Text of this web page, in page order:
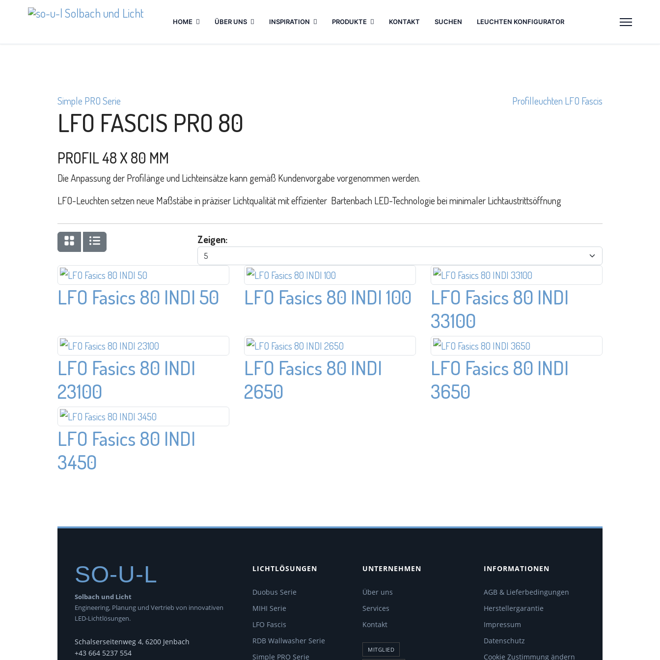
HOME ÜBER UNS INSPIRATION PRODUKTE KONTAKT SUCHEN LEUCHTEN KONFIGURATOR
Simple PRO Serie Profilleuchten LFO Fascis
LFO FASCIS PRO 80
PROFIL 48 X 80 MM
Die Anpassung der Profilänge und Lichteinsätze kann gemäß Kundenvorgabe vorgenommen werden.
LFO-Leuchten setzen neue Maßstäbe in präziser Lichtqualität mit effizienter Bartenbach LED-Technologie bei minimaler Lichtaustrittsöffnung
Zeigen:
LFO Fasics 80 INDI 50 LFO Fasics 80 INDI 100
LFO Fasics 80 INDI
33100
LFO Fasics 80 INDI
23100
LFO Fasics 80 INDI
2650
LFO Fasics 80 INDI
3650
LFO Fasics 80 INDI
3450
SO-U-L
Solbach und Licht
Engineering, Planung und Vertrieb von innovativen
LED-Lichtlösungen.
Schalserseitenweg 4, 6200 Jenbach
+43 664 5237 554
LICHTLÖSUNGEN
Duobus Serie
MIHI Serie
LFO Fascis
RDB Wallwasher Serie
Simple PRO Serie
UNTERNEHMEN
Über uns
Services
Kontakt
MITGLIED
INFORMATIONEN
AGB & Lieferbedingungen
Herstellergarantie
Impressum
Datenschutz
Cookie Zustimmung ändern